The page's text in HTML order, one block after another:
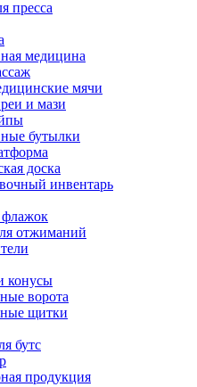
пресса
медицина
мячи
и мази
бутылки
доска
инвентарь
флажок
отжиманий
конусы
ворота
щитки
бутс
продукция